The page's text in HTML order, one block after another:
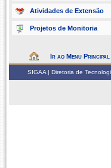
Atividades de Extensão
Projetos de Monitoria
Ir ao Menu Principal
SIGAA | Diretoria de